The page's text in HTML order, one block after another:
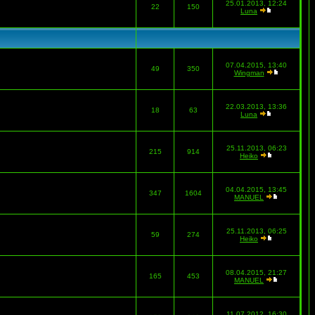
22 150
25.01.2013, 12:24
Luna
49 350
07.04.2015, 13:40
Wingman
18 63
22.03.2013, 13:36
Luna
215 914
25.11.2013, 06:23
Heiko
347 1604
04.04.2015, 13:45
MANUEL
59 274
25.11.2013, 06:25
Heiko
165 453
08.04.2015, 21:27
MANUEL